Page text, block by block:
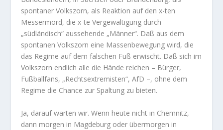
spontaner Volkszorn, als Reaktion auf den x-ten
Messermord, die x-te Vergewaltigung durch
„südländisch“ aussehende „Männer“. Daß aus dem
spontanen Volkszorn eine Massenbewegung wird, die
das Regime auf dem falschen Fuß erwischt. Daß sich im
Volkszorn endlich alle die Hände reichen – Bürger,
Fußballfans, „Rechtsextremisten“, AfD –, ohne dem
Regime die Chance zur Spaltung zu bieten.
Ja, darauf warten wir. Wenn heute nicht in Chemnitz,
dann morgen in Magdeburg oder übermorgen in